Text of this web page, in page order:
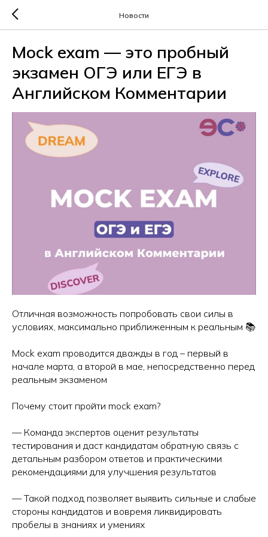
Новости
Mock exam — это пробный
экзамен ОГЭ или ЕГЭ в
Английском Комментарии
Отличная возможность попробовать свои силы в
условиях, максимально приближенным к реальным 📚
Mock exam проводится дважды в год – первый в
начале марта, а второй в мае, непосредственно перед
реальным экзаменом
Почему стоит пройти mock exam?
— Команда экспертов оценит результаты
тестирования и даст кандидатам обратную связь с
детальным разбором ответов и практическими
рекомендациями для улучшения результатов
— Такой подход позволяет выявить сильные и слабые
стороны кандидатов и вовремя ликвидировать
пробелы в знаниях и умениях